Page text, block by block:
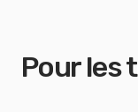
Pour les